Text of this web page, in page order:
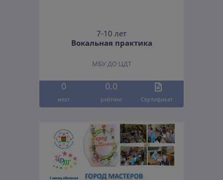
7-10 лет
Вокальная практика
МБУ ДО ЦДТ
0 0.0
мест рейтинг Cертификат